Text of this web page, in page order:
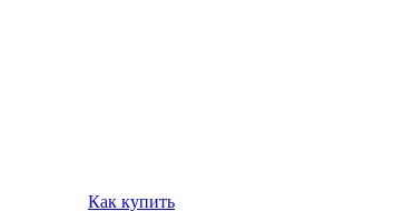
Как купить